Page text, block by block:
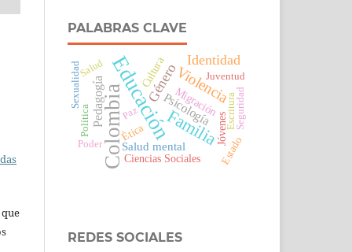
PALABRAS CLAVE
Educación
Colombia Familia
Violencia
Identidad
Género
Pedagogía Psicología
Salud mental
Cultura
Ciencias Sociales
Migración
Jóvenes
Ética
Estado
Juventud
Poder
Salud
Escritura
Política Paz
Sexualidad Seguridad
REDES SOCIALES